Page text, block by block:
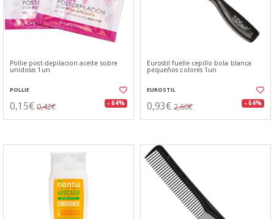
Pollie post-depilacion aceite sobre
unidosis 1un
POLLIE
0,15€ 0,42€ - 64%
Eurostil fuelle cepillo bola blanca
pequeños colores 1un
EUROSTIL
0,93€ 2,60€ - 64%